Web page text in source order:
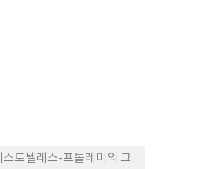
토텔레스-프톨레미의 그